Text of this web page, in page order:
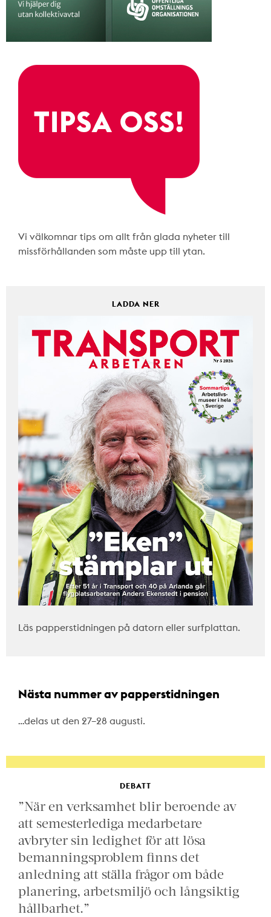
Vi välkomnar tips om allt från glada nyheter till
missförhållanden som måste upp till ytan.
LADDA NER
Läs papperstidningen på datorn eller surfplattan.
Nästa nummer av papperstidningen
…delas ut den 27–28 augusti.
DEBATT
”När en verksamhet blir beroende av
att semesterlediga medarbetare
avbryter sin ledighet för att lösa
bemanningsproblem finns det
anledning att ställa frågor om både
planering, arbetsmiljö och långsiktig
hållbarhet.”